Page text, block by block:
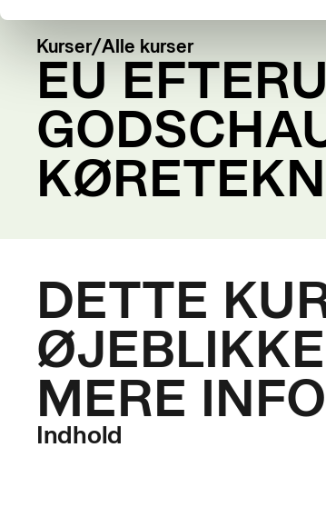
Kurser/Alle kurser
EU
DETTE
MERE
Indhold